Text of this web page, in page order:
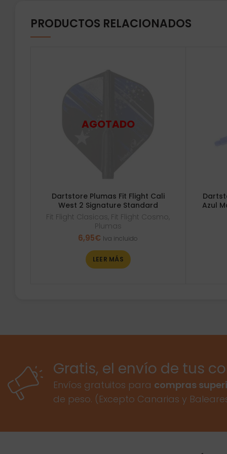
PRODUCTOS RELACIONADOS
Dartstore Plumas Fit Flight Cali
West 2 Signature Standard
Fit Flight Clasicas, Fit Flight Cosmo,
Plumas
6,95€ Iva incluido
LEER MÁS
Azul
Gratis, el envío de tus
Envíos gratuitos para compras
de peso. (Excepto Canarias y